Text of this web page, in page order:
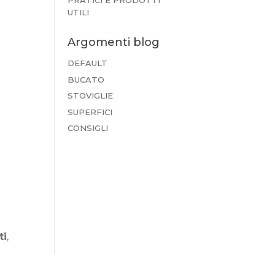
,
UTILI
Argomenti blog
DEFAULT
BUCATO
STOVIGLIE
SUPERFICI
CONSIGLI